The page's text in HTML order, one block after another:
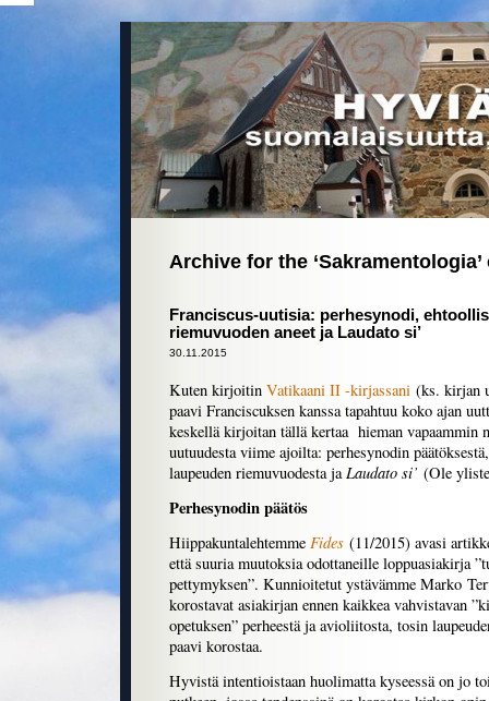
Archive for the
Franciscus-uutisia: perhesynodi,
riemuvuoden aneet ja Laudato si’
30.11.2015
Kuten kirjoitin Vatikaani II -kirjassani (ks. kirjan
paavi Franciscuksen kanssa tapahtuu koko ajan
keskellä kirjoitan tällä kertaa hieman vapaammin
uutuudesta viime ajoilta: perhesynodin
laupeuden riemuvuodesta jaLaudato si’ (Ole
Perhesynodin päätös
Hiippakuntalehtemme Fides (11/2015) avasi
että suuria muutoksia odottaneille loppuasiakirja
pettymyksen”. Kunnioitetut ystävämme Marko
korostavat asiakirjan ennen kaikkea vahvistavan
opetuksen” perheestä ja avioliitosta, tosin
paavi korostaa.
Hyvistä intentioistaan huolimatta kyseessä on jo